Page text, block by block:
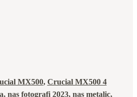
MX500, Crucial MX500 4
, nas fotografi 2023, nas metalic ,